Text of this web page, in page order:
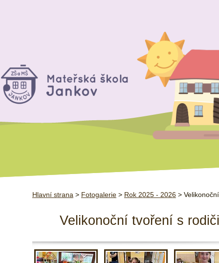
Hlavní strana > Fotogalerie > Rok 2025 - 2026 >
Velikonoční tvoření s